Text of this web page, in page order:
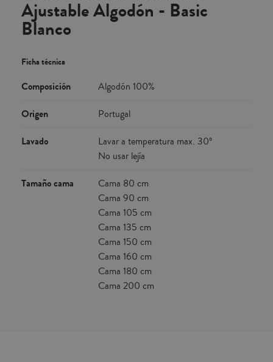
Ajustable Algodón - Basic
Blanco
Ficha técnica
Composición Algodón 100%
Origen Portugal
Lavado
Lavar a temperatura max. 30º
No usar lejía
Tamaño cama
Cama 80 cm
Cama 90 cm
Cama 105 cm
Cama 135 cm
Cama 150 cm
Cama 160 cm
Cama 180 cm
Cama 200 cm